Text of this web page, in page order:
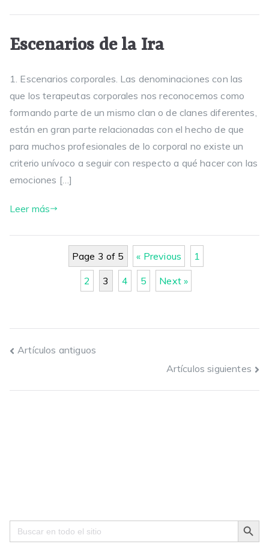
Escenarios de la Ira
1. Escenarios corporales. Las denominaciones con las
que los terapeutas corporales nos reconocemos como
formando parte de un mismo clan o de clanes diferentes,
están en gran parte relacionadas con el hecho de que
para muchos profesionales de lo corporal no existe un
criterio unívoco a seguir con respecto a qué hacer con las
emociones […]
Leer más
Page 3 of 5 « Previous 1
2 3 4 5 Next »
Navegación
Artículos antiguos
Artículos siguientes
Search
for:
Search Button